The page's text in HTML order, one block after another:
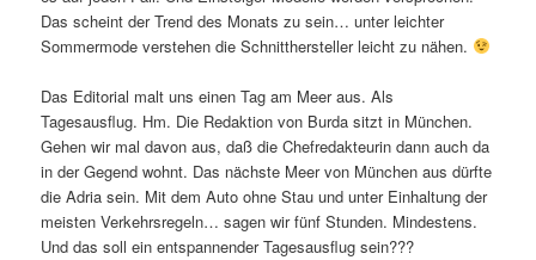
Das scheint der Trend des Monats zu sein… unter leichter
Sommermode verstehen die Schnitthersteller leicht zu nähen.
Das Editorial malt uns einen Tag am Meer aus. Als
Tagesausflug. Hm. Die Redaktion von Burda sitzt in München.
Gehen wir mal davon aus, daß die Chefredakteurin dann auch da
in der Gegend wohnt. Das nächste Meer von München aus dürfte
die Adria sein. Mit dem Auto ohne Stau und unter Einhaltung der
meisten Verkehrsregeln… sagen wir fünf Stunden. Mindestens.
Und das soll ein entspannender Tagesausflug sein???